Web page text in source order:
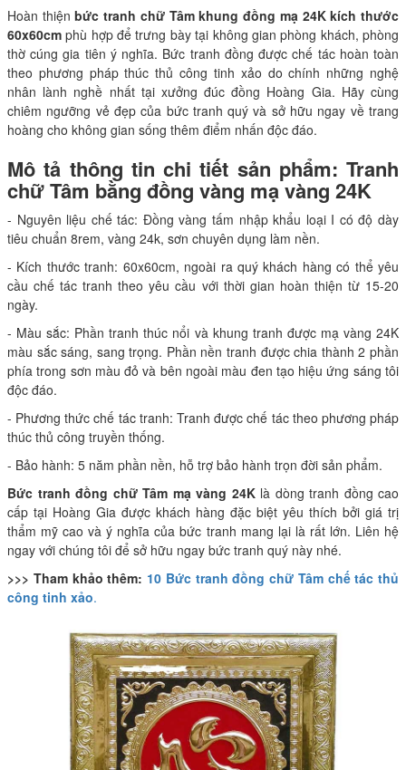
Hoàn thiệnbức tranh chữ Tâm khung đồng mạ 24K kích thước
60x60cm phù hợp để trưng bày tại không gian phòng khách, phòng
thờ cúng gia tiên ý nghĩa. Bức tranh đồng được chế tác hoàn toàn
theo phương pháp thúc thủ công tinh xảo do chính những nghệ
nhân lành nghề nhất tại xưởng đúc đồng Hoàng Gia. Hãy cùng
chiêm ngưỡng vẻ đẹp của bức tranh quý và sở hữu ngay về trang
hoàng cho không gian sống thêm điểm nhấn độc đáo.
Mô tả thông tin chi tiết sản phẩm: Tranh
chữ Tâm bằng đồng vàng mạ vàng 24K
- Nguyên liệu chế tác: Đồng vàng tấm nhập khẩu loại I có độ dày
tiêu chuẩn 8rem, vàng 24k, sơn chuyên dụng làm nền.
- Kích thước tranh: 60x60cm, ngoài ra quý khách hàng có thể yêu
cầu chế tác tranh theo yêu cầu với thời gian hoàn thiện từ 15-20
ngày.
- Màu sắc: Phần tranh thúc nổi và khung tranh được mạ vàng 24K
màu sắc sáng, sang trọng. Phần nền tranh được chia thành 2 phần
phía trong sơn màu đỏ và bên ngoài màu đen tạo hiệu ứng sáng tôi
độc đáo.
- Phương thức chế tác tranh: Tranh được chế tác theo phương pháp
thúc thủ công truyền thống.
- Bảo hành: 5 năm phần nền, hỗ trợ bảo hành trọn đời sản phẩm.
Bức tranh đồng chữ Tâm mạ vàng 24Klà dòng tranh đồng cao
cấp tại Hoàng Gia được khách hàng đặc biệt yêu thích bởi giá trị
thẩm mỹ cao và ý nghĩa của bức tranh mang lại là rất lớn. Liên hệ
ngay với chúng tôi để sở hữu ngay bức tranh quý này nhé.
>>> Tham khảo thêm: 10 Bức tranh đồng chữ Tâm chế tác thủ
công tinh xảo.